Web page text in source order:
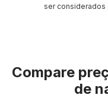
ser considerados
Compare
de